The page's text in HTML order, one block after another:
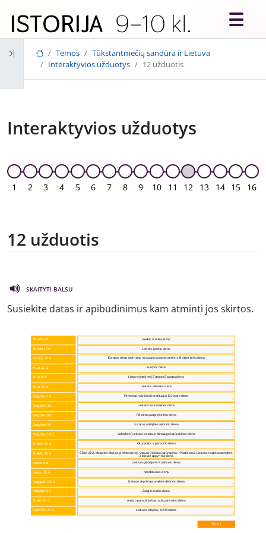
Temos
Tūkstantmečių sandūra ir Lietuva
Interaktyvios užduotys
12 užduotis
Interaktyvios užduotys
1 2 3 4 5 6 7 8 9 10 11 12 13 14 15 16
12 užduotis
SKAITYTI BALSU
Susiekite datas ir apibūdinimus kam atminti jos skirtos.